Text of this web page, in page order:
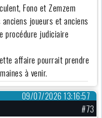
Fono et Zemzem
joueurs et anciens
procédure judiciaire
affaire pourrait prendre
à venir.
09/07/2026 13:16:57
#73